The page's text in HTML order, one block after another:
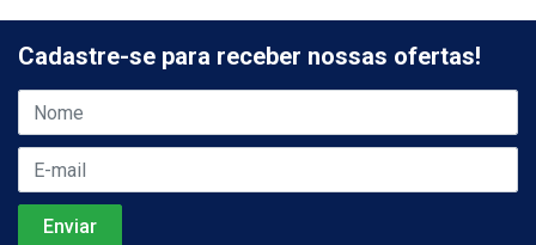
Cadastre-se para receber nossas ofertas!